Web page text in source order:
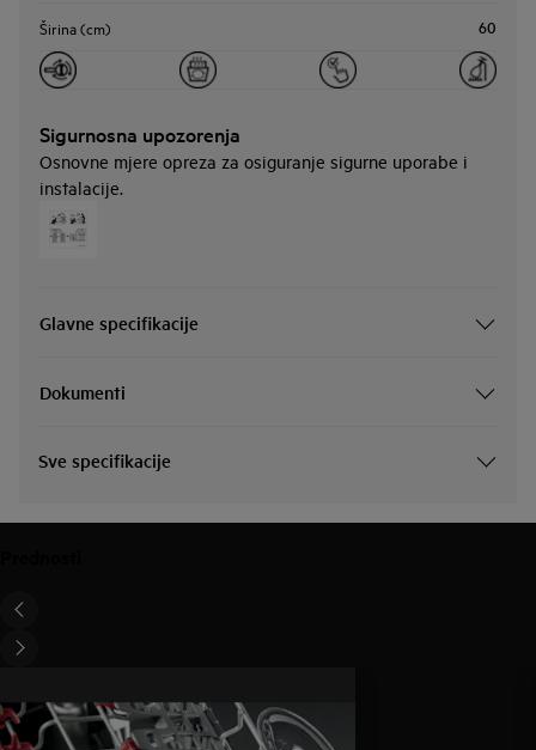
Širina (cm) 60
Sigurnosna upozorenja
Osnovne mjere opreza za osiguranje sigurne uporabe i
instalacije.
Glavne specifikacije
Dokumenti
Sve specifikacije